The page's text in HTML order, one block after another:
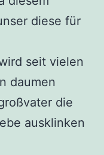
diese für
seit vielen
daumen
die
ausklinken